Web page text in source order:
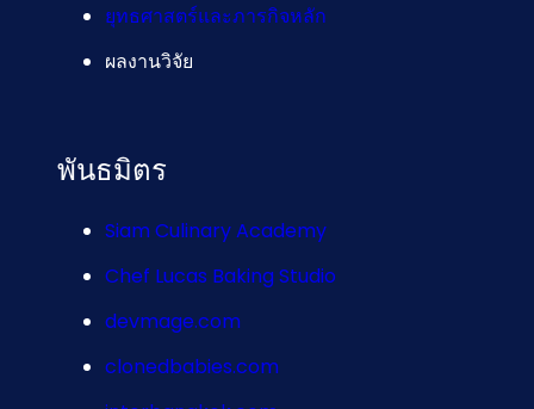
ยุทธศาสตร์และภารกิจหลัก
ผลงานวิจัย
พันธมิตร
Siam Culinary Academy
Chef Lucas Baking Studio
devmage.com
clonedbabies.com